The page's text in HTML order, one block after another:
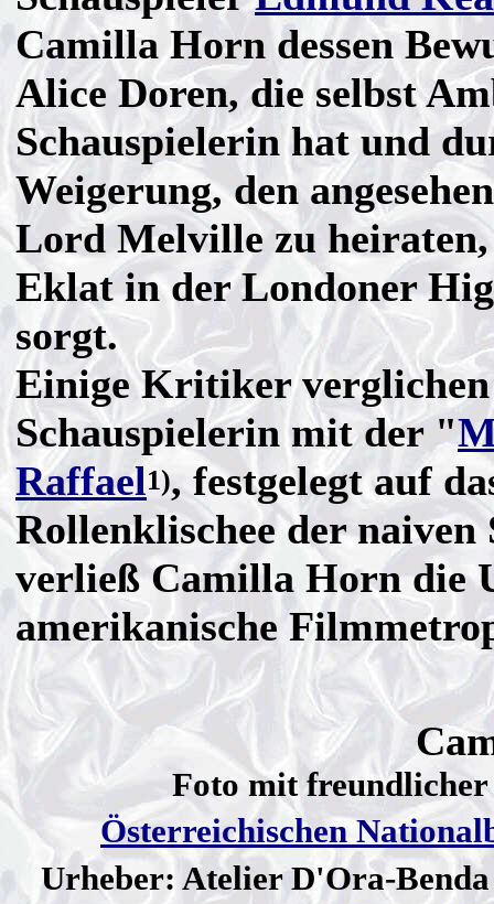
Camilla Horn dessen
Alice Doren, die selbst
Schauspielerin hat und
Weigerung, den
Lord Melville zu
Eklat in der Londoner
sorgt.
Einige Kritiker
Schauspielerin mit der "
Raffael1), festgelegt auf
Rollenklischee der naiven
verließ Camilla Horn die
amerikanische
Foto mit
Österreichischen
Urheber: Atelier D'Ora-